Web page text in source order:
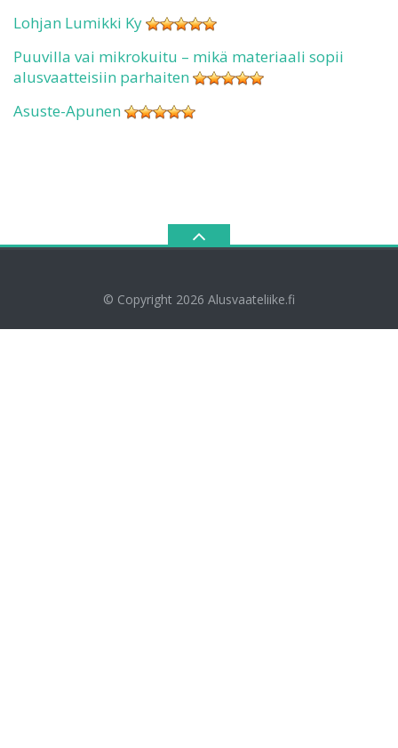
Lohjan Lumikki Ky
Puuvilla vai mikrokuitu – mikä materiaali sopii
alusvaatteisiin parhaiten
Asuste-Apunen
© Copyright 2026 Alusvaateliike.fi